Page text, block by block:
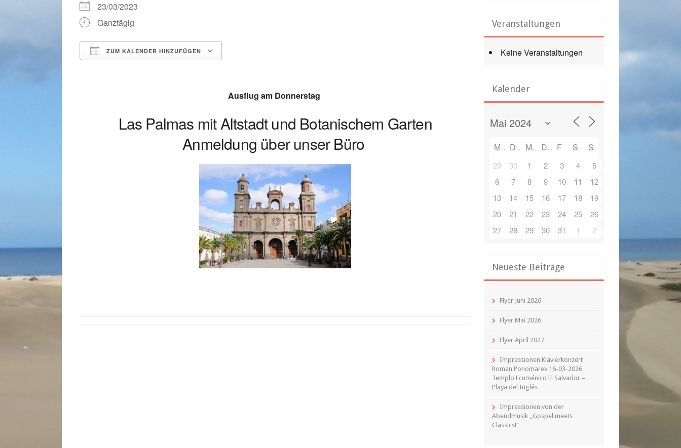
23/03/2023
Ganztägig
ZUM KALENDER HINZUFÜGEN
Ausflug am Donnerstag
Las Palmas mit Altstadt und Botanischem Garten
Anmeldung über unser Büro
Veranstaltungen
Keine Veranstaltungen
Kalender
M D M D F S S
29 30 1 2 3 4
5
6
7 8 9 10 11
12
13
14 15 16 17 18
19
20
21 22 23 24 25
26
27
28 29 30 31 1 2
Neueste Beiträge
Flyer Juni 2026
Flyer Mai 2026
Flyer April 2027
Impressionen Klavierkonzert
Roman Ponomarev 16-03-2026
Templo Ecuménico El Salvador –
Playa del Inglés
Impressionen von der
Abendmusik „Gospel meets
Classics!“